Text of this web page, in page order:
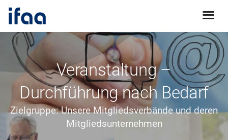
Veranstaltung –
Durchführung nach Bedarf
Zielgruppe: Unsere Mitgliedsverbände und deren
Mitgliedsunternehmen